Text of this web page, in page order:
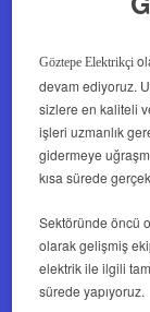
Göztepe Elektrikçi
devam ediyoruz.
sizlere en kaliteli
işleri uzmanlık
gidermeye
kısa sürede
Sektöründe öncü
olarak gelişmiş
elektrik ile ilgili
sürede yapıyoruz.